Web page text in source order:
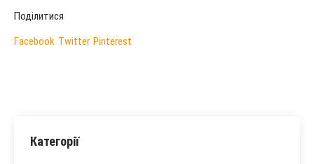
Поділитися
Facebook Twitter Pinterest
Категорії